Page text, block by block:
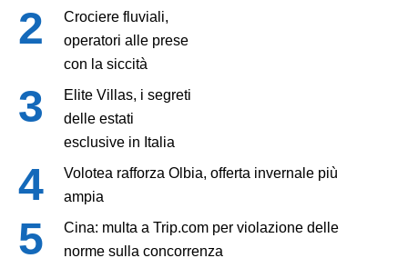
Crociere fluviali,
operatori alle prese
con la siccità
Elite Villas, i segreti
delle estati
esclusive in Italia
Volotea rafforza Olbia, offerta invernale più
ampia
Cina: multa a Trip.com per violazione delle
norme sulla concorrenza